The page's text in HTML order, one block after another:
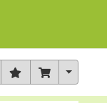
Toggle